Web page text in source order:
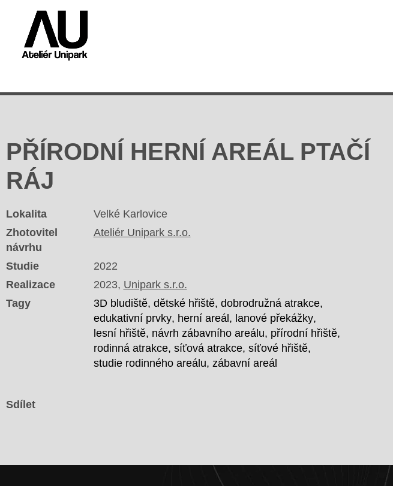
PŘÍRODNÍ HERNÍ AREÁL PTAČÍ
RÁJ
Lokalita
Velké Karlovice
Zhotovitel
návrhu
Ateliér Unipark s.r.o.
Studie
2022
Realizace
2023, Unipark s.r.o.
Tagy
3D bludiště dětské hřiště dobrodružná atrakce
edukativní prvky
herní areál
lanové překážky
lesní hřiště návrh zábavního areálu přírodní hřiště
rodinná atrakce síťová atrakce síťové hřiště
studie rodinného areálu zábavní areál
Sdílet